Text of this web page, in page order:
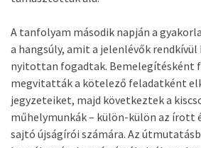
A tanfolyam második napján a
a hangsúly, amit a jelenlévők rendkívül
nyitottan fogadtak. Bemelegítésként
megvitatták a kötelező feladatként
jegyzeteiket, majd következtek a
műhelymunkák – külön-külön az írott
sajtó újságírói számára. Az